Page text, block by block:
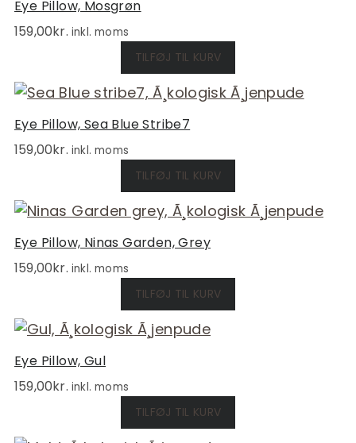
Eye Pillow, Mosgrøn
159,00kr. inkl. moms
TILFØJ TIL KURV
Eye Pillow, Sea Blue Stribe7
159,00kr. inkl. moms
TILFØJ TIL KURV
Eye Pillow, Ninas Garden, Grey
159,00kr. inkl. moms
TILFØJ TIL KURV
Eye Pillow, Gul
159,00kr. inkl. moms
TILFØJ TIL KURV